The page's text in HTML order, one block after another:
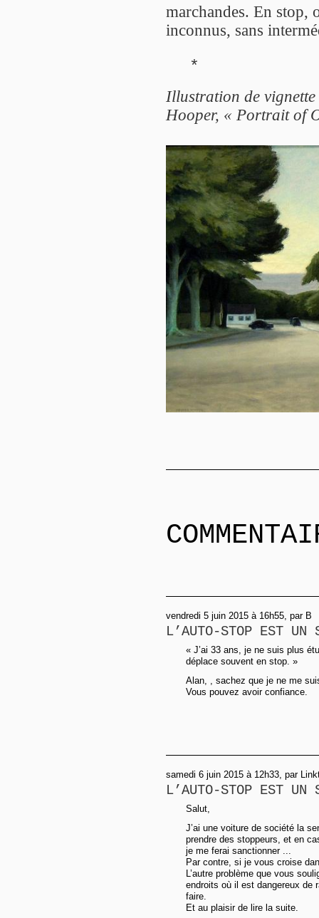
marchandes. En stop,
inconnus, sans
*
Illustration de
Hooper, « Portrait of
vendredi 5 juin 2015 à 16h55, par B
L’AUTO-STOP EST UN
« J’ai 33 ans, je ne suis plus
déplace souvent en stop. »
Alan, , sachez que je ne me
Vous pouvez avoir confiance.
samedi 6 juin 2015 à 12h33, par
L’AUTO-STOP EST UN
Salut,
J’ai une voiture de société la
prendre des stoppeurs, et en
je me ferai sanctionner ...
Par contre, si je vous croise
L’autre problème que vous
endroits où il est dangereux de
faire.
Et au plaisir de lire la suite.